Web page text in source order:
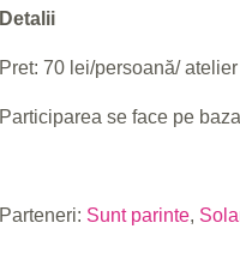
Detalii
Pret: 70 lei/persoană/ atelier
Participarea se face pe
Parteneri: Sunt parinte,